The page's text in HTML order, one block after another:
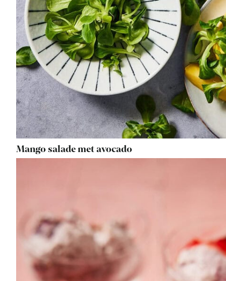
Mango salade met avocado